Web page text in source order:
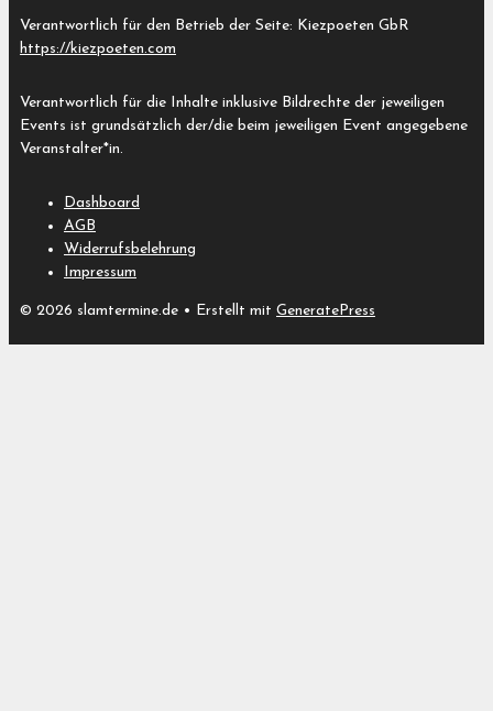
Verantwortlich für den Betrieb der Seite: Kiezpoeten GbR
https://kiezpoeten.com
Verantwortlich für die Inhalte inklusive Bildrechte der jeweiligen
Events ist grundsätzlich der/die beim jeweiligen Event angegebene
Veranstalter*in.
Dashboard
AGB
Widerrufsbelehrung
Impressum
© 2026 slamtermine.de • Erstellt mit GeneratePress